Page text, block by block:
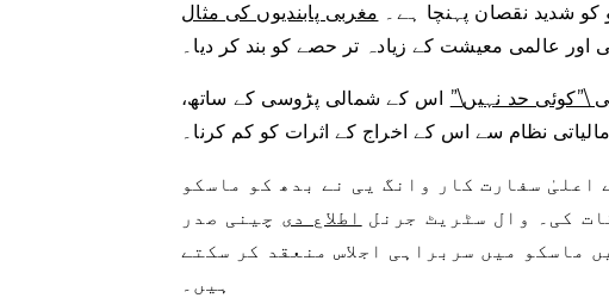
شدید نقصان پہنچا ہے۔ مغربی پابندیوں کی مثال
اور عالمی معیشت کے زیادہ تر حصے کو بند کر دیا۔
حد نہیں\” اس کے شمالی پڑوسی کے ساتھ،
نظام سے اس کے اخراج کے اثرات کو کم کرنا۔
سفارت کار وانگ یی نے بدھ کو ماسکو
کی۔ وال سٹریٹ جرنل اطلاع دی چینی صدر
ماسکو میں سربراہی اجلاس منعقد کر سکتے
ہیں۔